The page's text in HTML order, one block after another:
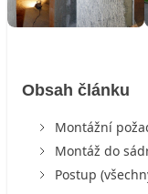
Obsah článku
Montážní
Montáž do
Postup